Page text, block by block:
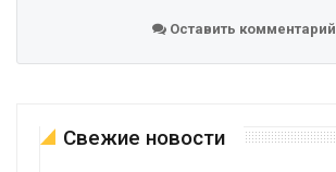
Оставить комментарий
Свежие новости